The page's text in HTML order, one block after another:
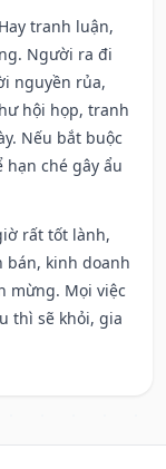
Hay tranh luận,
Người ra đi
nguyền rủa,
hội họp, tranh
Nếu bắt buộc
ché gây ẩu
rất tốt lành,
bán, kinh doanh
mừng. Mọi việc
thì sẽ khỏi, gia